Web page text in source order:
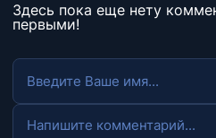
Здесь пока еще нету
первыми!